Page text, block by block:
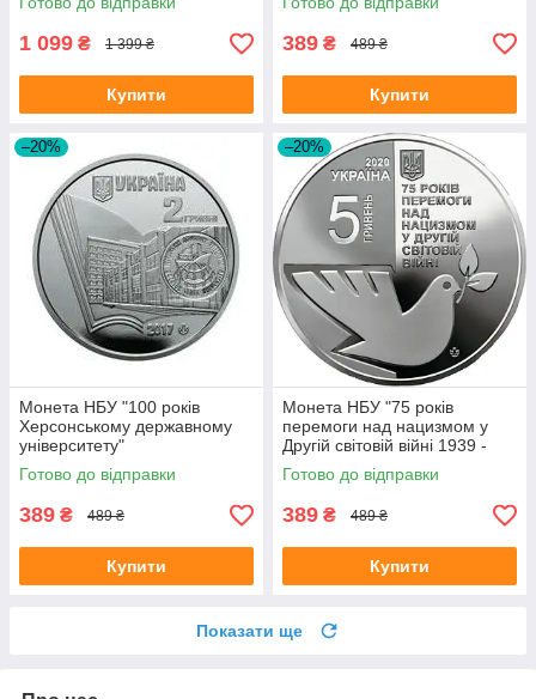
1 099 ₴ 1 399 ₴
Купити
389 ₴ 489 ₴
Купити
–20%
Монета НБУ "100 років
Херсонському державному
університету"
Готово до відправки
389 ₴ 489 ₴
Купити
–20%
Монета НБУ "75 років
перемоги над нацизмом у
Другій світовій війні 1939 -
1945 років"
Готово до відправки
389 ₴ 489 ₴
Купити
Показати ще